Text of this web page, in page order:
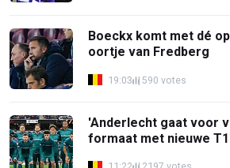
Boeckx komt met dé
oortje van Fredberg
19:03 590 votes
'Anderlecht gaat voor
formaat met nieuwe